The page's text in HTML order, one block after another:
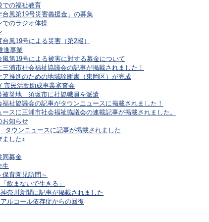
での福祉教育
台風第19号災害義援金」の募集
でのラジオ体操
風19号による災害（第2報）
進事業
風第19号による被害に対する募金について
三浦市社会福祉協議会の記事が掲載されました！
ア推進のための地域診断書（東岡区）が完成
市民活動助成事業審査会
被災地 須坂市に社協職員を派遣
福祉協議会の記事がタウンニュースに掲載されました！
ースに三浦市社会福祉協議会の連載記事が掲載されました。
お知らせ
ウンニュースに記事が掲載されました
ました♪
同募金
生
保育園児訪問～
飲まないで生きる」
奈川新聞に記事が掲載されました
ルコール依存症からの回復